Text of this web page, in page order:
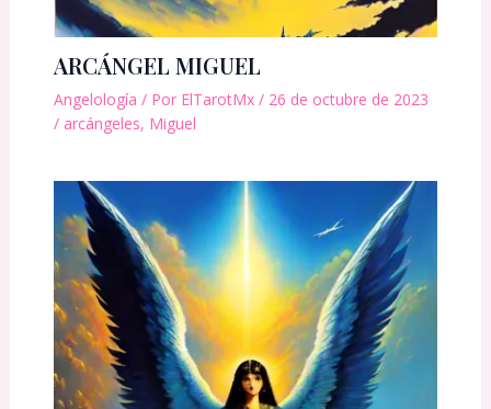
ARCÁNGEL MIGUEL
Angelología / Por ElTarotMx / 26 de octubre de 2023
/ arcángeles, Miguel